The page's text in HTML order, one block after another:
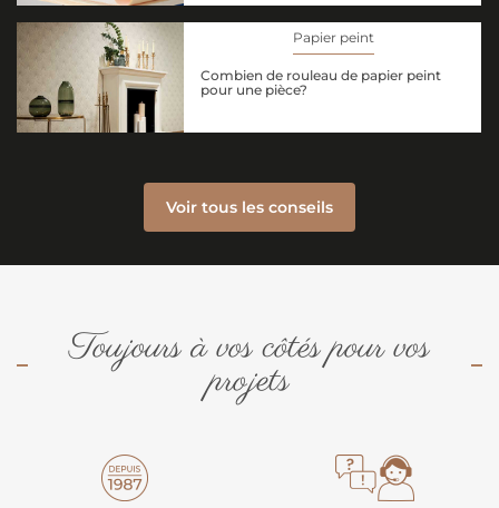
Papier peint
Combien de rouleau de papier peint
pour une pièce?
Voir tous les conseils
Toujours à vos côtés pour vos
projets